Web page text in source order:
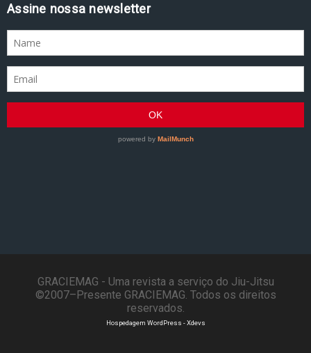
Assine nossa newsletter
GRACIEMAG - Uma revista a serviço do Jiu-Jitsu
©2007–Presente GRACIEMAG. Todos os direitos
reservados.
Hospedagem WordPress - Xdevs